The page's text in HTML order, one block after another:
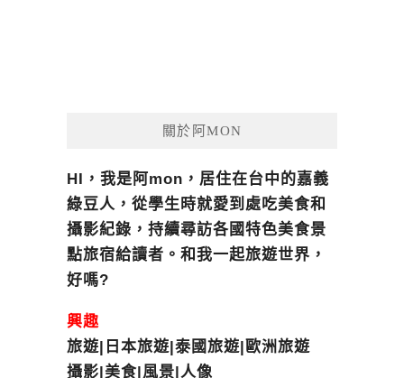
關於阿MON
HI，我是阿mon，居住在台中的嘉義
綠豆人，從學生時就愛到處吃美食和
攝影紀錄，持續尋訪各國特色美食景
點旅宿給讀者。和我一起旅遊世界，
好嗎?
興趣
旅遊|日本旅遊|泰國旅遊|歐洲旅遊
攝影|美食|風景|人像